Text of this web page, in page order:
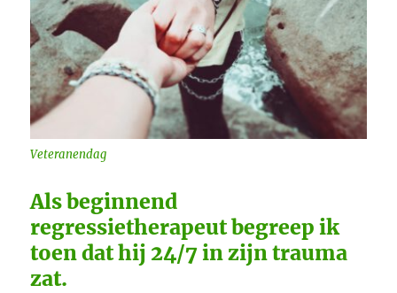
Veteranendag
Als beginnend
regressietherapeut begreep ik
toen dat hij 24/7 in zijn trauma
zat.